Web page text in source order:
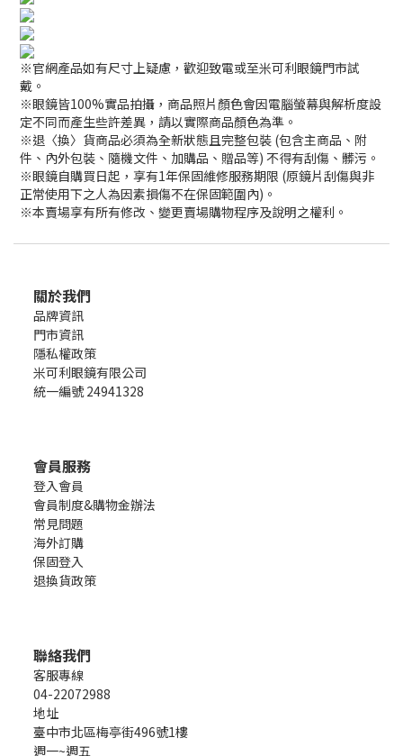
※官網產品如有尺寸上疑慮，歡迎致電或至米可利眼鏡門市試
戴。
※眼鏡皆100%實品拍攝，商品照片顏色會因電腦螢幕與解析度設
定不同而產生些許差異，請以實際商品顏色為準。
※退〈換〉貨商品必須為全新狀態且完整包裝 (包含主商品、附
件、內外包裝、隨機文件、加購品、贈品等) 不得有刮傷、髒污。
※眼鏡自購買日起，享有1年保固維修服務期限 (原鏡片刮傷與非
正常使用下之人為因素損傷不在保固範圍內)。
※本賣場享有所有修改、變更賣場購物程序及說明之權利。
關於我們
品牌資訊
門市資訊
隱私權政策
米可利眼鏡有限公司
統一編號 24941328
會員服務
登入會員
會員制度&購物金辦法
常見問題
海外訂購
保固登入
退換貨政策
聯絡我們
客服專線
04-22072988
地址
臺中市北區梅亭街496號1樓
週一~週五